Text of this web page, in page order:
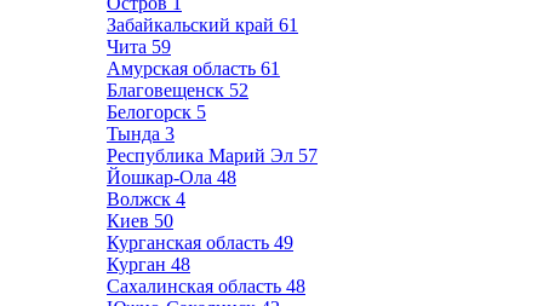
Забайкальский край 61
Чита 59
Амурская область 61
Благовещенск 52
Белогорск 5
Тында 3
Республика Марий Эл 57
Йошкар-Ола 48
Волжск 4
Киев 50
Курганская область 49
Курган 48
Сахалинская область 48